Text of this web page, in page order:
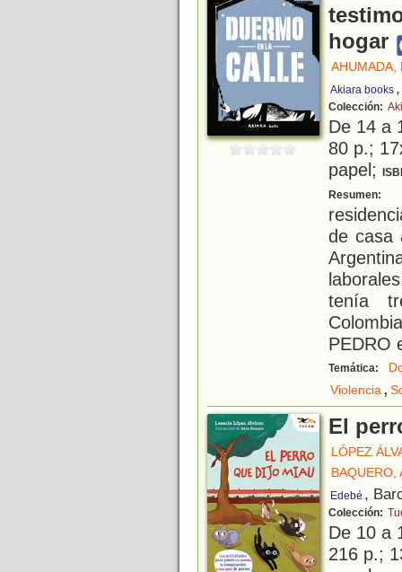
hogar
AHUMADA,
Akiara books
Colección:
De 14 a
80 p.;
papel;
Resumen:
de casa
tenía
PEDRO
Temática:
Violencia,
El
LÓPEZ
BAQUERO,
Edebé ,
Colección:
De 10 a
216 p.;